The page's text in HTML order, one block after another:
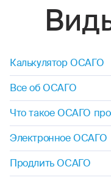
Калькулятор ОСАГО
Все об ОСАГО
Что такое ОСАГО
Электронное ОСАГО
Продлить ОСАГО